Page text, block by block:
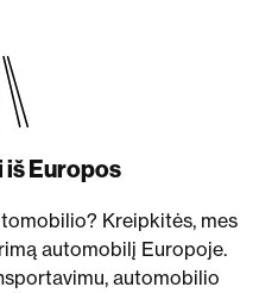
Europos
Kreipkitės, mes
automobilį Europoje.
automobilio